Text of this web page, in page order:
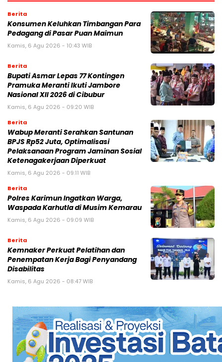
Berita
Konsumen Keluhkan Timbangan Para
Pedagang di Pasar Puan Maimun
Kamis, 6 Agu 2026 - 10:43 WIB
Berita
Bupati Asmar Lepas 77 Kontingen
Pramuka Meranti Ikuti Jambore
Nasional XII 2026 di Cibubur
Kamis, 6 Agu 2026 - 09:20 WIB
Berita
Wabup Meranti Serahkan Santunan
BPJS Rp52 Juta, Optimalisasi
Pelaksanaan Program Jaminan Sosial
Ketenagakerjaan Diperkuat
Kamis, 6 Agu 2026 - 09:11 WIB
Berita
Polres Karimun Ingatkan Warga,
Waspada Karhutla di Musim Kemarau
Kamis, 6 Agu 2026 - 09:09 WIB
Berita
Kemnaker Perkuat Pelatihan dan
Penempatan Kerja Bagi Penyandang
Disabilitas
Kamis, 6 Agu 2026 - 08:47 WIB